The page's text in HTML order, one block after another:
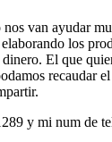
van ayudar
los
El que
recaudar
y mi num de